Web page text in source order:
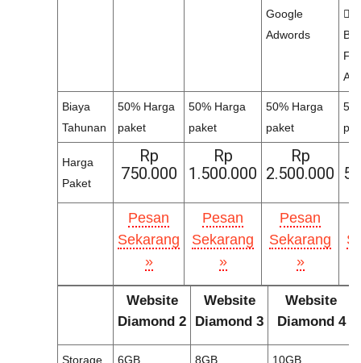
Google
Adwords
Biaya
Tahunan
50% Harga
paket
50% Harga
paket
50% Harga
paket
Harga
Paket
Rp
750.000
Rp
1.500.000
Rp
2.500.000
Pesan
Sekarang
»
Pesan
Sekarang
»
Pesan
Sekarang
»
Website
Diamond 2
Website
Diamond 3
Website
Diamond 4
Storage 6GB 8GB 10GB